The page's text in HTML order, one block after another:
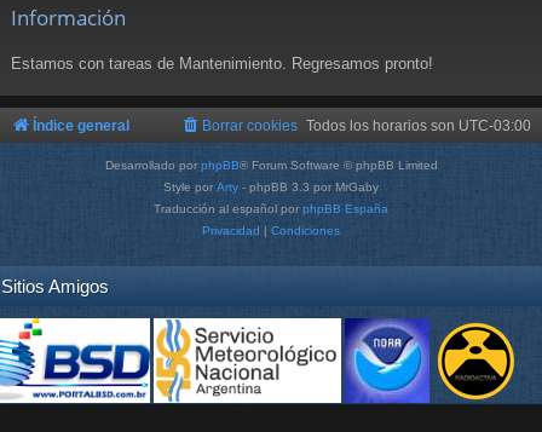
Información
Estamos con tareas de Mantenimiento. Regresamos pronto!
Índice general Todos los horarios son UTC-03:00
Borrar cookies
Desarrollado por phpBB® Forum Software © phpBB Limited
Style por Arty - phpBB 3.3 por MrGaby
Traducción al español por phpBB España
Privacidad | Condiciones
Sitios Amigos